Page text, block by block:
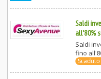
Saldi
all'80%
Saldi
fino
Scaduto